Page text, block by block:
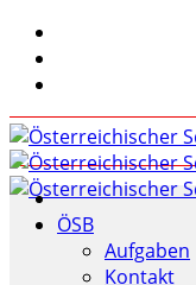
ÖSB
Aufgaben
Kontakt